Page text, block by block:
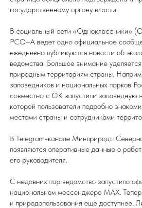
государственному органу власти.
В социальный сети «Одноклассники»
РСО–А ведет одно официальное
ежедневно публикуются новости об
ведомства. Большое внимание
природным территориям страны.
заповедников и национальных парков
совместно с ОК запустили заповедную
которой пользователи подробно
местами страны и сотрудниками
В Telegram-канале Минприроды
появляются оперативные данные о
его руководителя.
С недавних пор ведомство запустило
национальном мессенджере МАХ.
и природопользования ещё доступнее.